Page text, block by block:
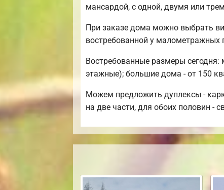
мансардой, с одной, двумя или
При заказе дома можно выбрать
востребованной у малометражных
Востребованные размеры
этажные); большие дома - от 150
Можем предложить дуплексы -
на две части, для обоих половин -